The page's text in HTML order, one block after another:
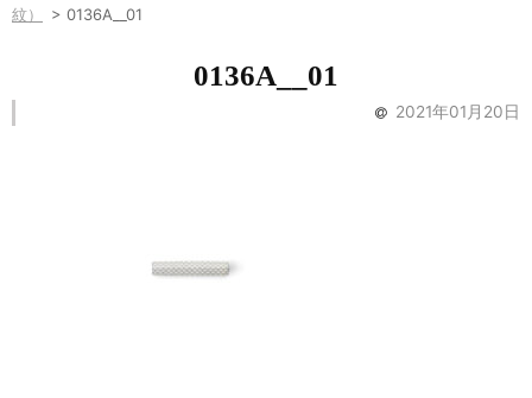
HOME
紋）
> 0136A__01
0136A__01
2021年01月20日